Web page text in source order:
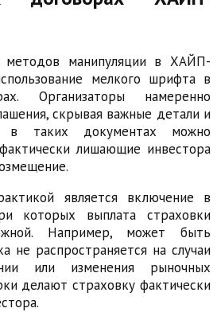
манипуляции в ХАЙП-
мелкого шрифта в
Организаторы намеренно
скрывая важные детали и
в таких документах можно
лишающие инвестора
является включение в
которых выплата страховки
Например, может быть
не распространяется на случаи
или изменения рыночных
делают страховку фактически